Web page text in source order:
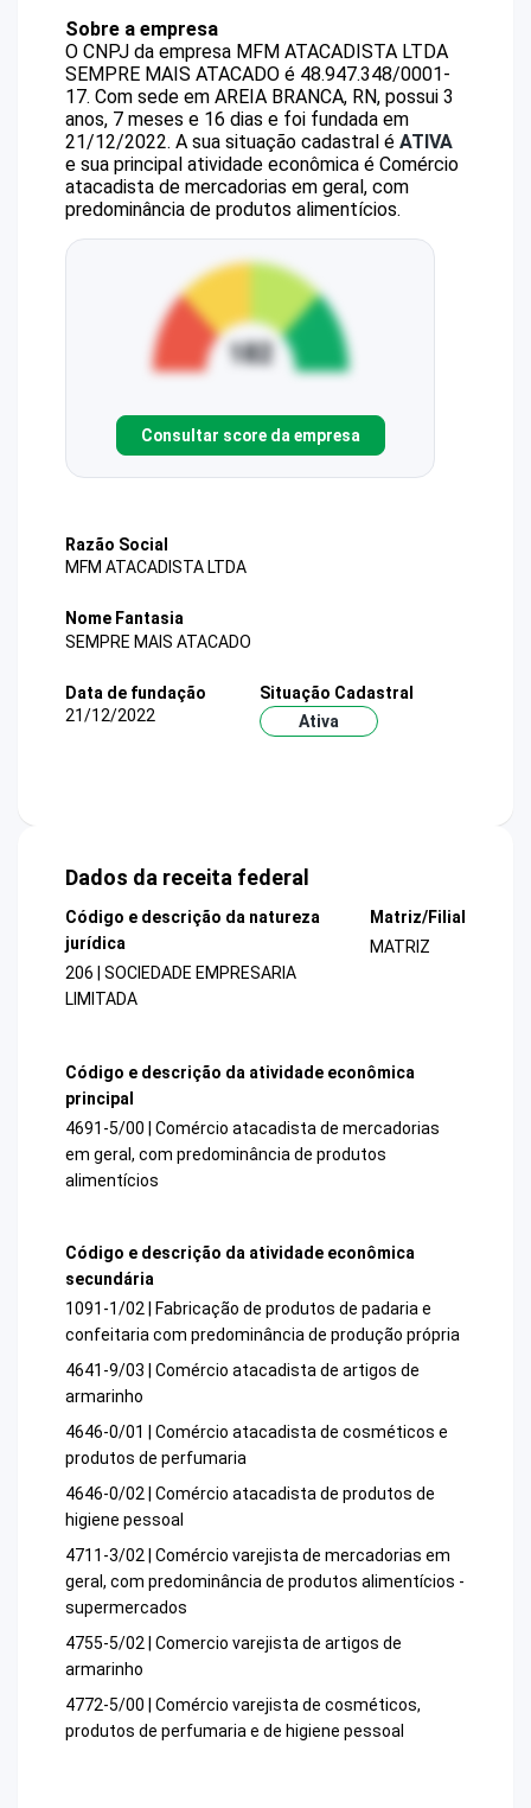
Sobre a empresa
O CNPJ da empresa MFM ATACADISTA LTDA
SEMPRE MAIS ATACADO é 48.947.348/0001-
17. Com sede em AREIA BRANCA, RN, possui 3
anos, 7 meses e 16 dias e foi fundada em
21/12/2022. A sua situação cadastral é ATIVA
e sua principal atividade econômica é Comércio
atacadista de mercadorias em geral, com
predominância de produtos alimentícios.
Consultar score da empresa
Razão Social
MFM ATACADISTA LTDA
Nome Fantasia
SEMPRE MAIS ATACADO
Data de fundação
21/12/2022
Situação Cadastral
Ativa
Dados da receita federal
Código e descrição da natureza
jurídica
206 | SOCIEDADE EMPRESARIA
LIMITADA
Matriz/Filial
MATRIZ
Código e descrição da atividade econômica
principal
4691-5/00 | Comércio atacadista de mercadorias
em geral, com predominância de produtos
alimentícios
Código e descrição da atividade econômica
secundária
1091-1/02 | Fabricação de produtos de padaria e
confeitaria com predominância de produção própria
4641-9/03 | Comércio atacadista de artigos de
armarinho
4646-0/01 | Comércio atacadista de cosméticos e
produtos de perfumaria
4646-0/02 | Comércio atacadista de produtos de
higiene pessoal
4711-3/02 | Comércio varejista de mercadorias em
geral, com predominância de produtos alimentícios -
supermercados
4755-5/02 | Comercio varejista de artigos de
armarinho
4772-5/00 | Comércio varejista de cosméticos,
produtos de perfumaria e de higiene pessoal